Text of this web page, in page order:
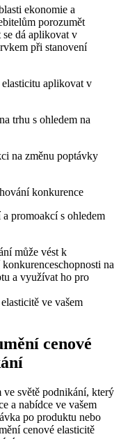
ekonomie a
porozumět
se dá aplikovat v
při stanovení
aplikovat v
trhu s ohledem na
na změnu poptávky
konkurence
promoakcí s ohledem
může vést k
na
a využívat ho pro
cenové
světě podnikání, který
a nabídce ve vašem
po produktu nebo
cenové elasticitě